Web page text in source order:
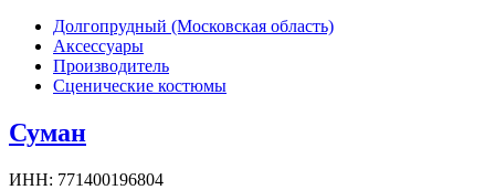
Долгопрудный (Московская область)
Аксессуары
Производитель
Сценические костюмы
Суман
ИНН: 771400196804